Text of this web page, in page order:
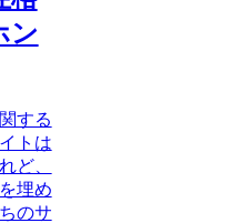
ン
する
トは
ど、
埋め
のサ